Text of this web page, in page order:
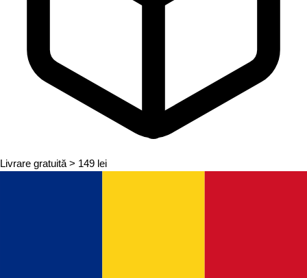
Livrare gratuită > 149 lei